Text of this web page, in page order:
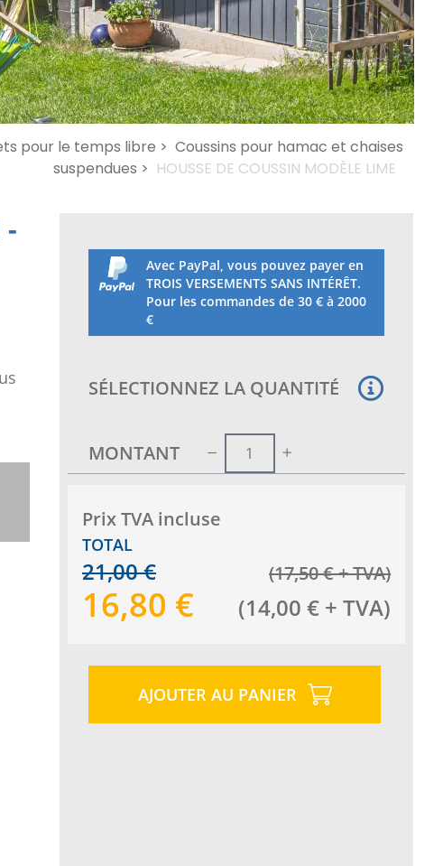
pour le temps libre > Coussins pour hamac et chaises
suspendues > HOUSSE DE COUSSIN MODÈLE LIME
-
Avec PayPal, vous pouvez payer en
TROIS VERSEMENTS SANS INTÉRÊT.
Pour les commandes de 30 € à 2000
€
SÉLECTIONNEZ LA QUANTITÉ
MONTANT
Prix ​​TVA incluse
TOTAL
21,00€ (17,50€+ TVA)
16,80 € (14,00 € + TVA)
AJOUTER AU PANIER